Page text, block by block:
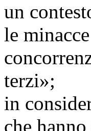
un
le
terzi»;
in
che